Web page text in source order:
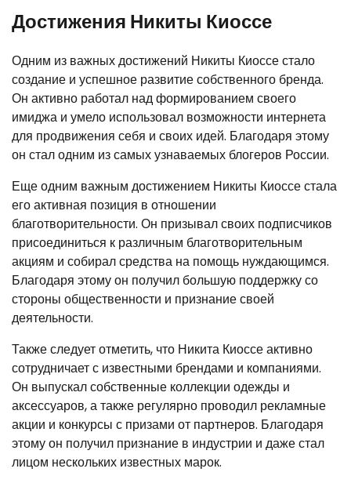
Достижения Никиты Киоссе
Одним из важных достижений Никиты Киоссе стало
создание и успешное развитие собственного бренда.
Он активно работал над формированием своего
имиджа и умело использовал возможности интернета
для продвижения себя и своих идей. Благодаря этому
он стал одним из самых узнаваемых блогеров России.
Еще одним важным достижением Никиты Киоссе стала
его активная позиция в отношении
благотворительности. Он призывал своих подписчиков
присоединиться к различным благотворительным
акциям и собирал средства на помощь нуждающимся.
Благодаря этому он получил большую поддержку со
стороны общественности и признание своей
деятельности.
Также следует отметить, что Никита Киоссе активно
сотрудничает с известными брендами и компаниями.
Он выпускал собственные коллекции одежды и
аксессуаров, а также регулярно проводил рекламные
акции и конкурсы с призами от партнеров. Благодаря
этому он получил признание в индустрии и даже стал
лицом нескольких известных марок.